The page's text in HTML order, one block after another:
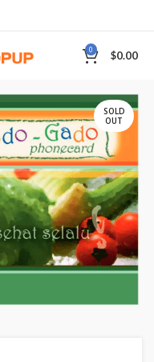
0 $0.00
SOLD
OUT